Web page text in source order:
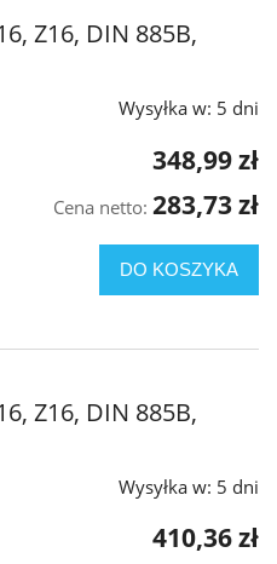
Z16, DIN 885B,
Wysyłka w: 5 dni
348,99 zł
Cena netto: 283,73 zł
DO KOSZYKA
Z16, DIN 885B,
Wysyłka w: 5 dni
410,36 zł